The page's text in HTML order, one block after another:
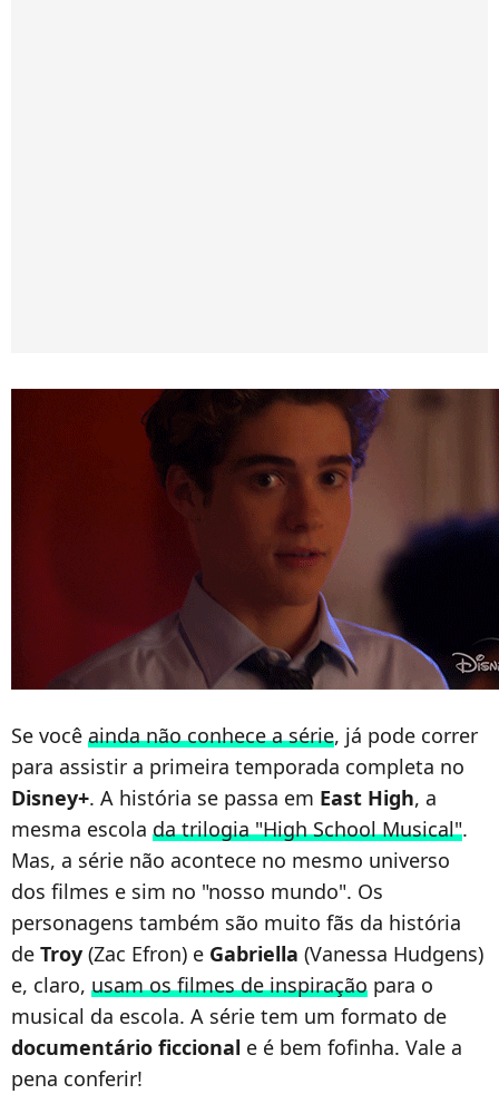
Se você ainda não conhece a série, já pode correr
para assistir a primeira temporada completa no
Disney+. A história se passa em East High, a
mesma escola da trilogia "High School Musical".
Mas, a série não acontece no mesmo universo
dos filmes e sim no "nosso mundo". Os
personagens também são muito fãs da história
de Troy (Zac Efron) e Gabriella (Vanessa Hudgens)
e, claro, usam os filmes de inspiração para o
musical da escola. A série tem um formato de
documentário ficcional e é bem fofinha. Vale a
pena conferir!